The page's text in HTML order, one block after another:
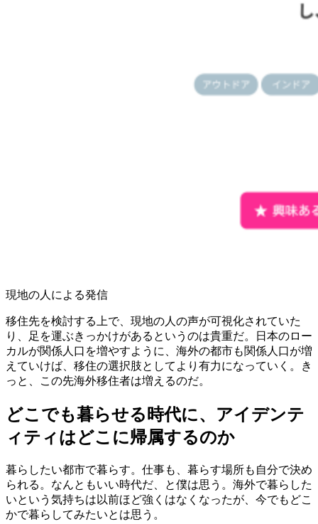
現地の人による発信
移住先を検討する上で、現地の人の声が可視化されていた
り、足を運ぶきっかけがあるというのは貴重だ。日本のロー
カルが関係人口を増やすように、海外の都市も関係人口が増
えていけば、移住の選択肢としてより有力になっていく。き
っと、この先海外移住者は増えるのだ。
どこでも暮らせる時代に、アイデンテ
ィティはどこに帰属するのか
暮らしたい都市で暮らす。仕事も、暮らす場所も自分で決め
られる。なんともいい時代だ、と僕は思う。海外で暮らした
いという気持ちは以前ほど強くはなくなったが、今でもどこ
かで暮らしてみたいとは思う。